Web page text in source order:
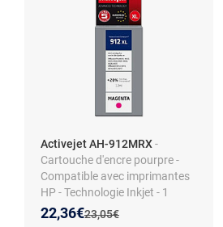
Activejet AH-912MRX-
Cartouche d'encre pourpre -
Compatible avec imprimantes
HP - Technologie Inkjet - 1
pièce
Ancien prix :
23,05€
Nouveau prix :
22,36€
Réduction de :